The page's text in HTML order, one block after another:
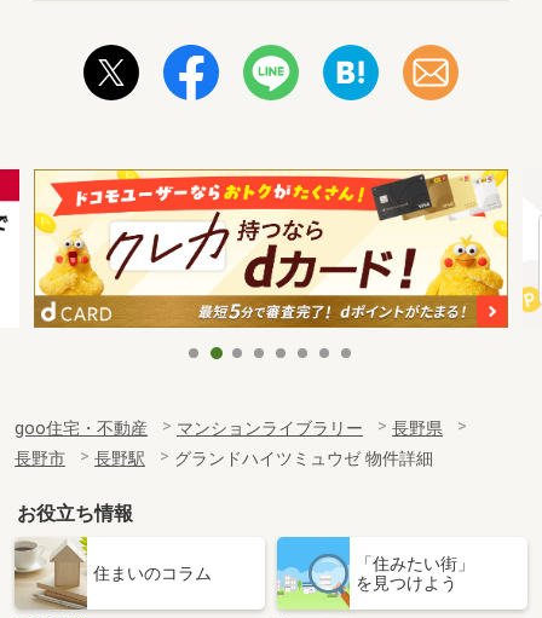
goo住宅・不動産 マンションライブラリー
長野県
長野市
長野駅 グランドハイツミュウゼ 物件詳細
お役立ち情報
住まいのコラム
「住みたい街」
を見つけよう